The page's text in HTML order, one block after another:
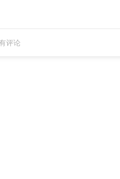
评论